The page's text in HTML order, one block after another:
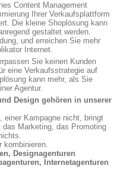
Content Management
Ihrer Verkaufsplattform
Die kleine Shoplösung kann
gestaltet werden.
und erreichen Sie mehr
Internet.
Sie keinen Kunden
eine Verkaufsstrategie auf
kann mehr, als Sie
Agentur.
Design gehören in unserer
einer Kampagne nicht, bringt
Marketing, das Promoting
kombinieren.
Designagenturen
Internetagenturen